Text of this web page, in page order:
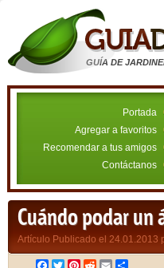
GUÍA DE
Portada
Agregar a favoritos
Recomendar a tus amigos
Contáctanos
Cuándo podar un
Artículo Publicado el 24.01.2013
Facebook
TwitterPinterest
RedditEmail